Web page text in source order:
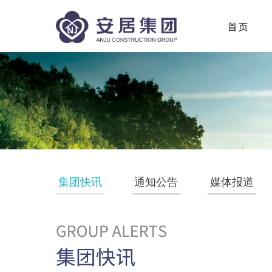
集团快讯 通知公告 媒体报道